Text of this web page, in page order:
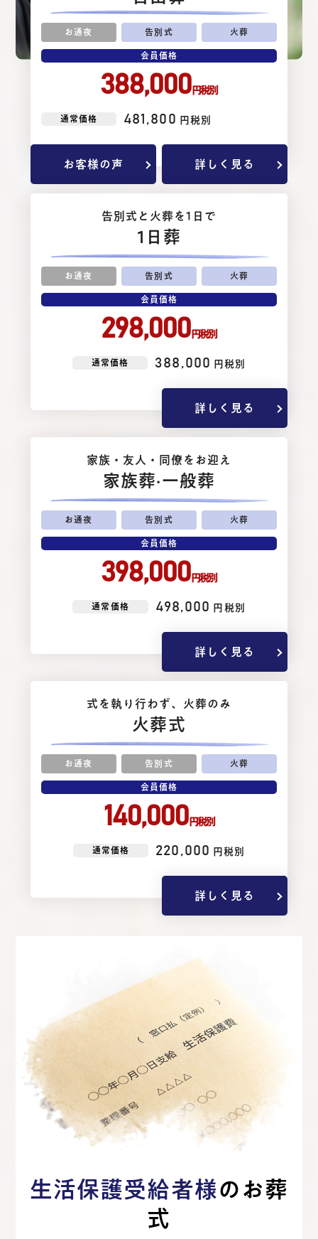
お通夜 告別式 火葬
会員価格
388,000円税別
通常価格 481,800 円税別
お客様の声 詳しく見る
告別式と⽕葬を1⽇で
1日葬
お通夜 告別式 火葬
会員価格
298,000円税別
通常価格 388,000 円税別
詳しく見る
家族・友⼈・同僚をお迎え
家族葬·一般葬
お通夜 告別式 火葬
会員価格
398,000円税別
通常価格 498,000 円税別
詳しく見る
式を執り⾏わず、⽕葬のみ
火葬式
お通夜 告別式 火葬
会員価格
140,000円税別
通常価格 220,000 円税別
詳しく見る
生活保護受給者様のお葬
式